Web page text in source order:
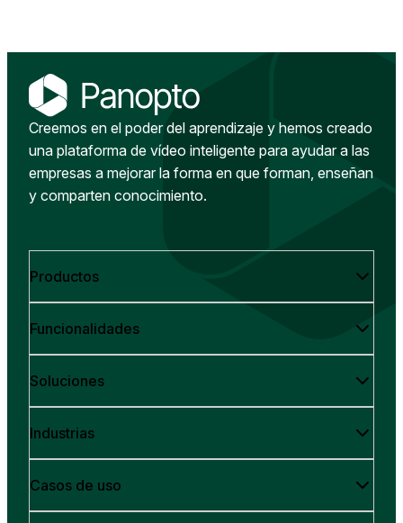
Creemos en el poder del aprendizaje y hemos creado
una plataforma de vídeo inteligente para ayudar a las
empresas a mejorar la forma en que forman, enseñan
y comparten conocimiento.
Productos
Funcionalidades
Soluciones
Industrias
Casos de uso